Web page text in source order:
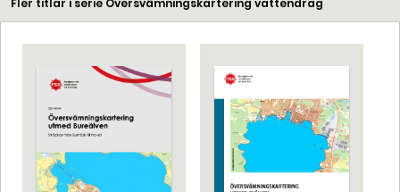
Fler titlar i serie Översvämningskartering vattendrag